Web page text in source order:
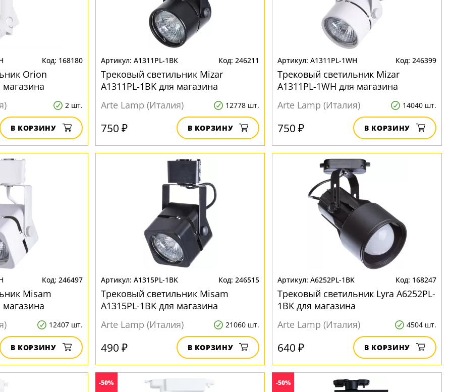
168180
Orion
магазина
2 шт.
В КОРЗИНУ
A1311PL-1BK 246211
Трековый светильник Mizar
A1311PL-1BK для магазина
Arte Lamp (Италия)
12778 шт.
750 ₽ В КОРЗИНУ
A1311PL-1WH 246399
Трековый светильник Mizar
A1311PL-1WH для магазина
Arte Lamp (Италия)
14040 шт.
750 ₽ В КОРЗИНУ
246497
Misam
магазина
12407 шт.
В КОРЗИНУ
A1315PL-1BK 246515
Трековый светильник Misam
A1315PL-1BK для магазина
Arte Lamp (Италия)
21060 шт.
490 ₽ В КОРЗИНУ
A6252PL-1BK 168247
Трековый светильник Lyra A6252PL-
1BK для магазина
Arte Lamp (Италия)
4504 шт.
640 ₽ В КОРЗИНУ
-50% -50%